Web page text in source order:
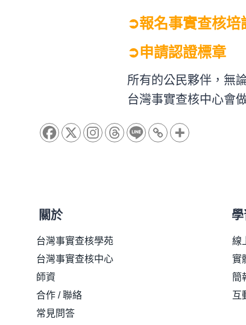
➲報名事實查核培
➲申請認證標章
所有的公民夥伴，無
台灣事實查核中心會
關於
台灣事實查核學苑
台灣事實查核中心
師資
合作 / 聯絡
常見問答
線
實
簡
互